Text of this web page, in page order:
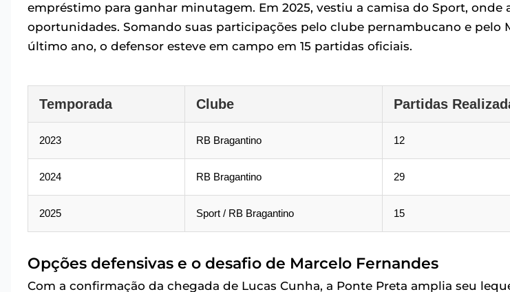
empréstimo para ganhar minutagem. Em 2025, vestiu a camisa do Sport, onde
oportunidades. Somando suas participações pelo clube pernambucano e pelo
último ano, o defensor esteve em campo em 15 partidas oficiais.
Temporada Clube Partidas
2023 RB Bragantino 12
2024 RB Bragantino 29
2025 Sport / RB Bragantino 15
Opções defensivas e o desafio de Marcelo Fernandes
Com a confirmação da chegada de Lucas Cunha, a Ponte Preta amplia seu